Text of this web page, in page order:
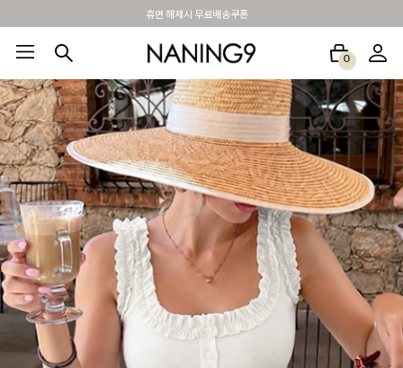
BEST 포토리뷰 - 매주 2명추첨 3만원쿠폰
0
BEST100🤍 NEW5% 베스트재진행 썸머여행룩 아울렛 하객&모임룩